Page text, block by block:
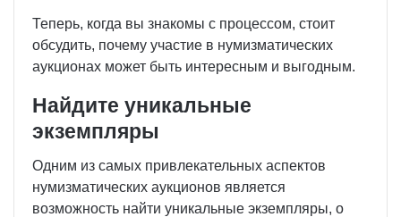
Теперь, когда вы знакомы с процессом, стоит
обсудить, почему участие в нумизматических
аукционах может быть интересным и выгодным.
Найдите уникальные
экземпляры
Одним из самых привлекательных аспектов
нумизматических аукционов является
возможность найти уникальные экземпляры, о